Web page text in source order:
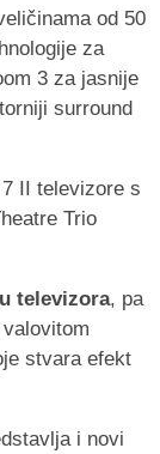
od 50
za
3 za jasnije
surround
televizora, pa
stvara efekt
i novi